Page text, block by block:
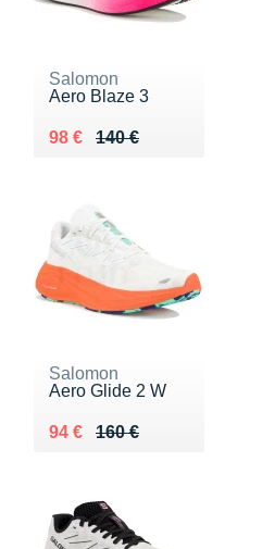
Salomon
Aero Blaze 3
140 €
Au lieu de 140 €
98 €
Vendu 98 €
Salomon
Aero Glide 2 W
160 €
Au lieu de 160 €
94 €
Vendu 94 €